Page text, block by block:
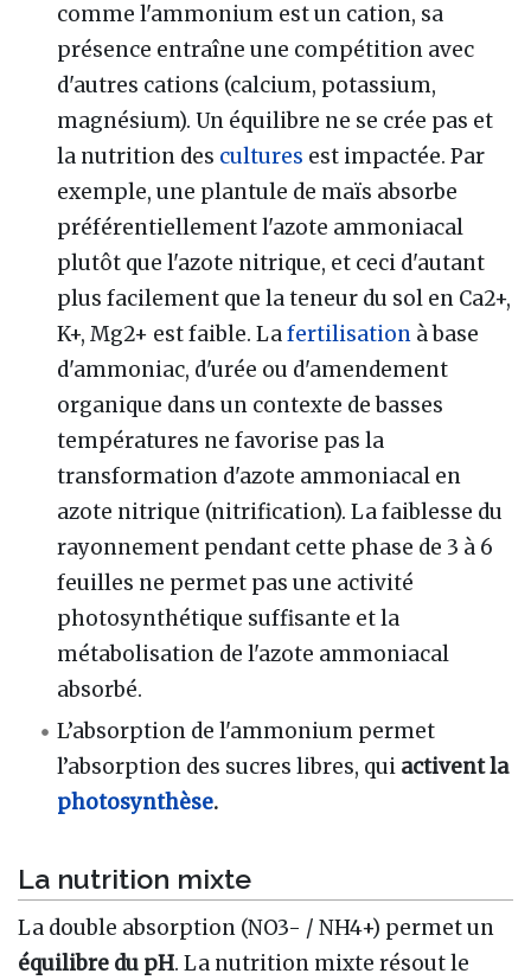
comme l'ammonium est un cation, sa
présence entraîne une compétition avec
d'autres cations (calcium, potassium,
magnésium). Un équilibre ne se crée pas et
la nutrition des cultures est impactée. Par
exemple, une plantule de maïs absorbe
préférentiellement l'azote ammoniacal
plutôt que l'azote nitrique, et ceci d'autant
plus facilement que la teneur du sol en Ca2+,
K+, Mg2+ est faible. Lafertilisation à base
d'ammoniac, d'urée ou d'amendement
organique dans un contexte de basses
températures ne favorise pas la
transformation d'azote ammoniacal en
azote nitrique (nitrification). La faiblesse du
rayonnement pendant cette phase de 3 à 6
feuilles ne permet pas une activité
photosynthétique suffisante et la
métabolisation de l'azote ammoniacal
absorbé.
L’absorption de l'ammonium permet
l’absorption des sucres libres, qui activent la
photosynthèse.
La nutrition mixte
La double absorption (NO3- / NH4+) permet un
équilibre du pH. La nutrition mixte résout le